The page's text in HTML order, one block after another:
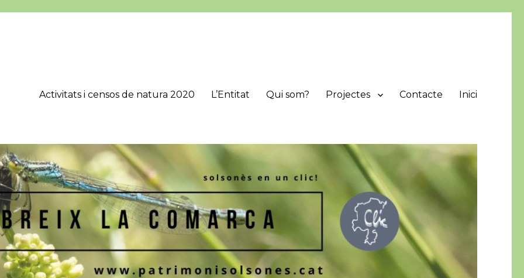
Activitats i censos de natura 2020 L’Entitat Qui som? Projectes Contacte Inici